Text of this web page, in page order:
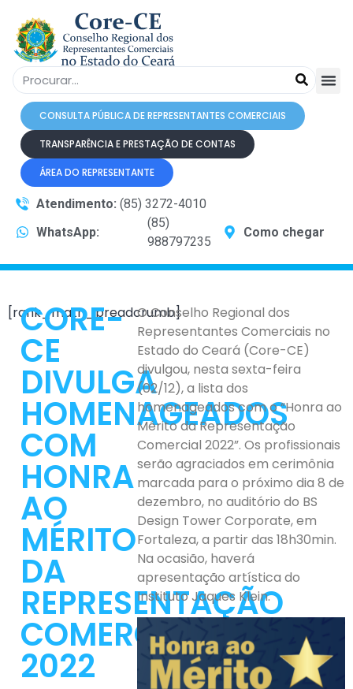
CONSULTA PÚBLICA DE REPRESENTANTES COMERCIAIS
TRANSPARÊNCIA E PRESTAÇÃO DE CONTAS
ÁREA DO REPRESENTANTE
Atendimento: (85) 3272-4010
WhatsApp:
(85)
988797235
Como chegar
[rank_math_breadcrumb]
CORE-
CE
DIVULGA
HOMENAGEADOS
COM
HONRA
AO
MÉRITO
DA
REPRESENTAÇÃO
COMERCIAL
2022
O Conselho Regional dos
Representantes Comerciais no
Estado do Ceará (Core-CE)
divulgou, nesta sexta-feira
(02/12), a lista dos
homenageados com o “Honra ao
Mérito da Representação
Comercial 2022”. Os profissionais
serão agraciados em cerimônia
marcada para o próximo dia 8 de
dezembro, no auditório do BS
Design Tower Corporate, em
Fortaleza, a partir das 18h30min.
Na ocasião, haverá
apresentação artística do
Instituto Jaques Klein.